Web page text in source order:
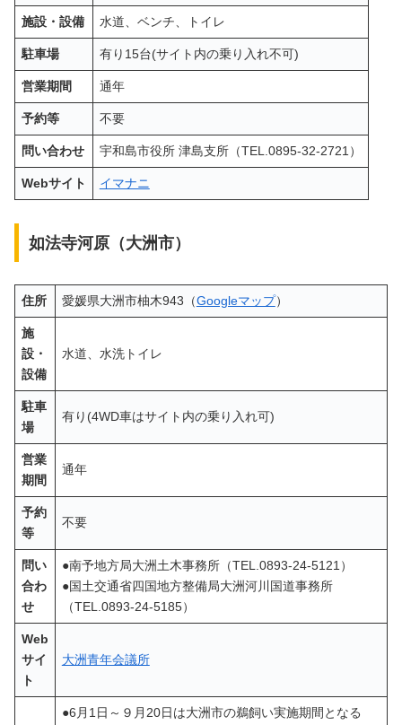
施設・設備 水道、ベンチ、トイレ
駐車場 有り15台(サイト内の乗り入れ不可)
営業期間 通年
予約等 不要
問い合わせ 宇和島市役所 津島支所（TEL.0895-32-2721）
Webサイト イマナニ
如法寺河原（大洲市）
住所 愛媛県大洲市柚木943（Googleマップ）
施
設・
設備
水道、水洗トイレ
駐車
場
有り(4WD車はサイト内の乗り入れ可)
営業
期間
通年
予約
等
不要
問い
合わ
せ
●南予地方局大洲土木事務所（TEL.0893-24-5121）
●国土交通省四国地方整備局大洲河川国道事務所
（TEL.0893-24-5185）
Web
サイ
ト
大洲青年会議所
●6月1日～９月20日は大洲市の鵜飼い実施期間となる